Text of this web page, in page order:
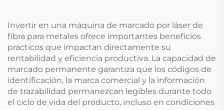
Invertir en una máquina de marcado por láser de
fibra para metales ofrece importantes beneficios
prácticos que impactan directamente su
rentabilidad y eficiencia productiva. La capacidad de
marcado permanente garantiza que los códigos de
identificación, la marca comercial y la información
de trazabilidad permanezcan legibles durante todo
el ciclo de vida del producto, incluso en condiciones